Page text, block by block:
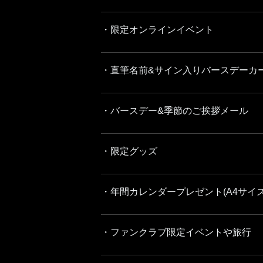
・限定オンラインイベント
・直筆名前&サイン入りバースデーカ
・バースデー&季節のご挨拶メール
・限定グッズ
・年間カレンダープレゼント(A4サイ
・ファンクラブ限定イベントや旅行